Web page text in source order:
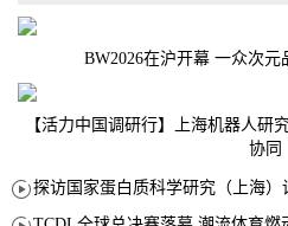
BW2026在沪开幕 一众次元
【活力中国调研行】上海机器人研
协同